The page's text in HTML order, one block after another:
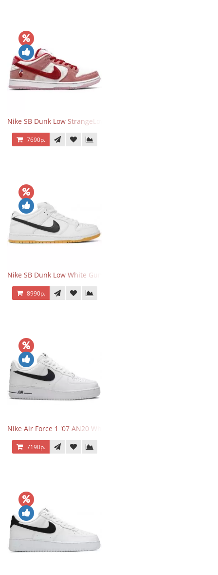
Nike SB Dunk Low StrangeLove Valentine's Day
7690р.
Nike SB Dunk Low White Gum
8990р.
Nike Air Force 1 '07 AN20 White Black
7190р.